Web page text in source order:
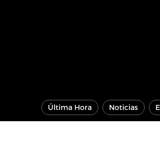
Última Hora Noticias